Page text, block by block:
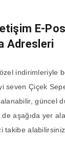
E-
Adresleri
indirimleriyle
seven Çiçek
güncel
aşağıda yer
takibe alabilirsiniz.